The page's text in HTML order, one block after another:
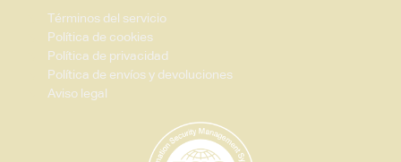
Términos del servicio
Política de cookies
Política de privacidad
Política de envíos y devoluciones
Aviso legal